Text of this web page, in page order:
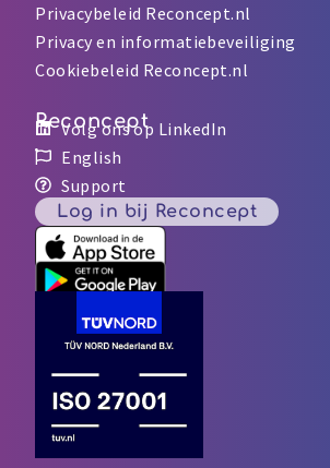
Privacybeleid Reconcept.nl
Privacy en informatiebeveiliging
Cookiebeleid Reconcept.nl
Reconcept
Volg ons op LinkedIn
English
Support
Log in bij Reconcept